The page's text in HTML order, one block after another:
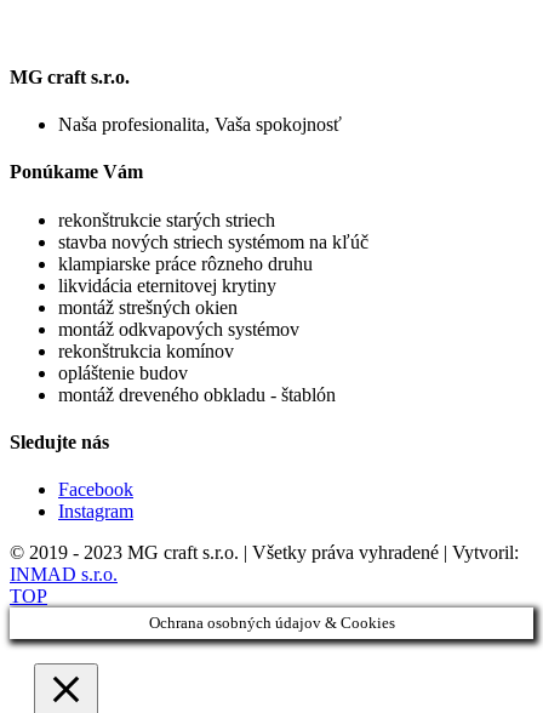
MG craft s.r.o.
Naša profesionalita, Vaša spokojnosť
Ponúkame Vám
rekonštrukcie starých striech
stavba nových striech systémom na kľúč
klampiarske práce rôzneho druhu
likvidácia eternitovej krytiny
montáž strešných okien
montáž odkvapových systémov
rekonštrukcia komínov
opláštenie budov
montáž dreveného obkladu - štablón
Sledujte nás
Facebook
Instagram
© 2019 - 2023 MG craft s.r.o. | Všetky práva vyhradené | Vytvoril:
INMAD s.r.o.
TOP
Ochrana osobných údajov & Cookies